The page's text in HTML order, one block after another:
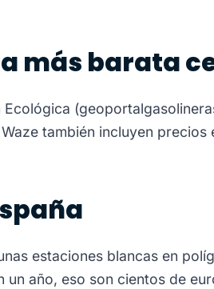
más barata
también incluyen precios
estaciones blancas en
un año, eso son cientos de